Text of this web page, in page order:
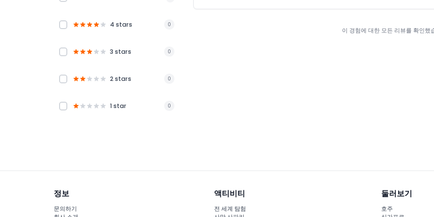
4 stars 0
3 stars 0
2 stars 0
1 star 0
이 경험에 대한 모든 리뷰를 확인했
정보
문의하기
액티비티
전 세계 탐험
둘러보기
호주